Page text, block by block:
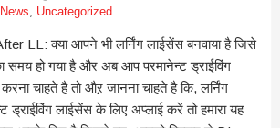
News Uncategorized
LL: क्या आपने भी लर्निंग लाईसेंस बनवाया है जिसे
समय हो गया है और अब आप परमानेन्ट ड्राईविंग
चाहते है तो औऱ जानना चाहते है कि, लर्निंग
ड्राईविंग लाईसेंस के लिए अप्लाई करें तो हमारा यह